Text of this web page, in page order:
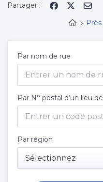
Partager :
Par nom de rue
Par N° postal d’un lieu
Par région
Sélectionnez